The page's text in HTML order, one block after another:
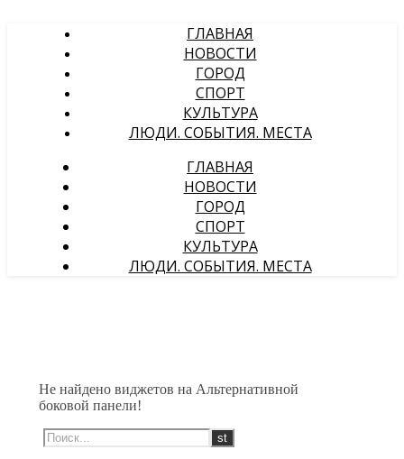
ГЛАВНАЯ
НОВОСТИ
ГОРОД
СПОРТ
КУЛЬТУРА
ЛЮДИ. СОБЫТИЯ. МЕСТА
ГЛАВНАЯ
НОВОСТИ
ГОРОД
СПОРТ
КУЛЬТУРА
ЛЮДИ. СОБЫТИЯ. МЕСТА
Не найдено виджетов на Альтернативной
боковой панели!